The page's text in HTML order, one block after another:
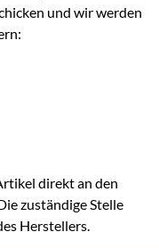
und wir werden
direkt an den
zuständige Stelle
Herstellers.